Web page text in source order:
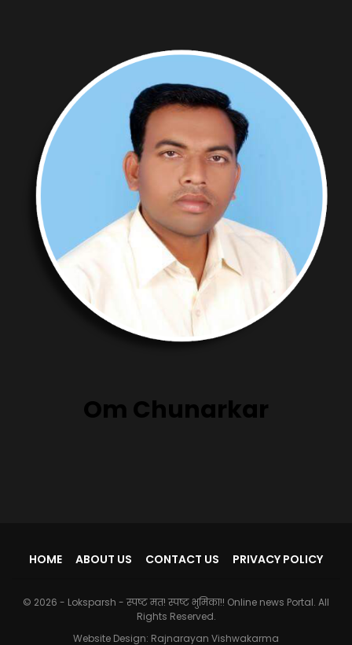
Om Chunarkar
HOME ABOUT US CONTACT US PRIVACY POLICY
© 2026 - Loksparsh - स्पष्ट मत! स्पष्ट भुमिका!! Online news Portal. All
Rights Reserved.
Website Design: Rajnarayan Vishwakarma